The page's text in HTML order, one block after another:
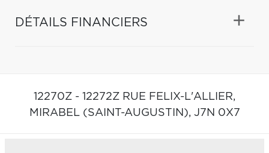
DÉTAILS FINANCIERS
12270Z - 12272Z RUE FELIX-L'ALLIER,
MIRABEL (SAINT-AUGUSTIN), J7N 0X7